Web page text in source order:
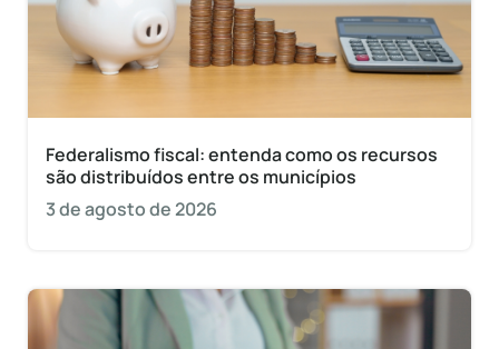
Federalismo fiscal: entenda como os recursos
são distribuídos entre os municípios
3 de agosto de 2026